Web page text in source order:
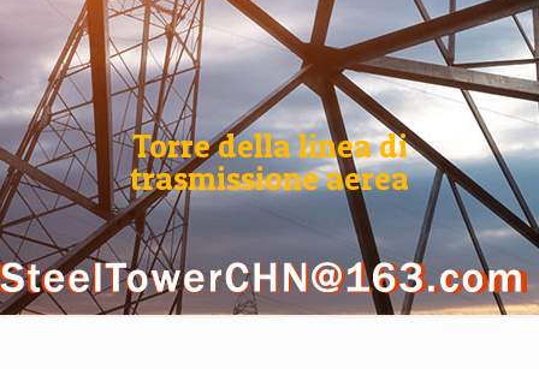
Torre della linea di
trasmissione aerea